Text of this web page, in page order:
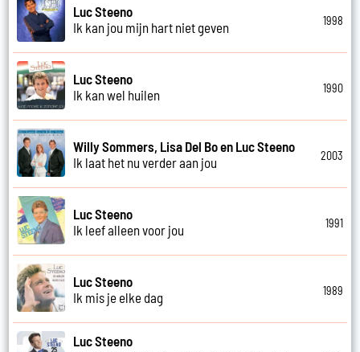
Luc Steeno
Ik kan jou mijn hart niet geven
1998
Luc Steeno
Ik kan wel huilen
1990
Willy Sommers, Lisa Del Bo en Luc Steeno
Ik laat het nu verder aan jou
2003
Luc Steeno
Ik leef alleen voor jou
1991
Luc Steeno
Ik mis je elke dag
1989
Luc Steeno